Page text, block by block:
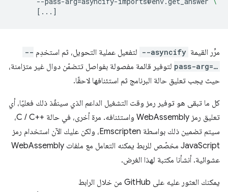
[ ... ]
مرِّر القيمة --asyncify لتفعيل عملية التحويل، ثم استخدِم --
pass-arg=… لتوفير قائمة مفصولة بفواصل تتضمّن دوال غير متزامنة،
حيث يجب تعليق حالة البرنامج ثم استئنافها لاحقًا.
كل ما تبقى هو توفير رمز وقت التشغيل الداعم الذي سينفّذ ذلك فعليًا، أي
تعليق رمز WebAssembly واستئنافه. مرة أخرى، في حالة C / C++‎،
سيتم تضمين ذلك بواسطة Emscripten، ولكن عليك الآن استخدام رمز
JavaScript مخصّص للربط يمكنه التعامل مع ملفات WebAssembly
عشوائية. أنشأنا مكتبة لهذا الغرض.
يمكنك العثور عليه على GitHub من خلال الرابط